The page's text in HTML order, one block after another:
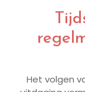
Het volgen